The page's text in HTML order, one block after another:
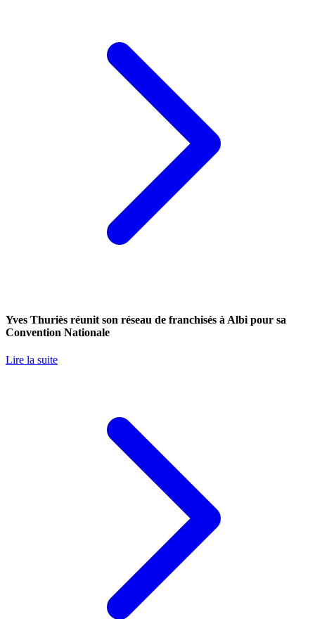
Yves Thuriès réunit son réseau de franchisés à Albi pour sa
Convention Nationale
Lire la suite